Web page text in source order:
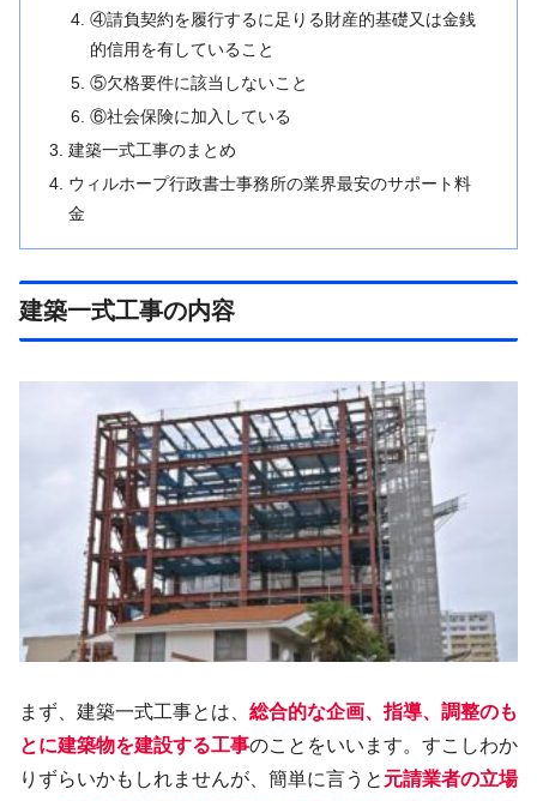
④請負契約を履行するに足りる財産的基礎又は金銭
的信用を有していること
⑤欠格要件に該当しないこと
⑥社会保険に加入している
建築一式工事のまとめ
ウィルホープ行政書士事務所の業界最安のサポート料
金
建築一式工事の内容
まず、建築一式工事とは、 総合的な企画、指導、調整のも
とに建築物を建設する工事のことをいいます。すこしわか
りずらいかもしれませんが、簡単に言うと 元請業者の立場